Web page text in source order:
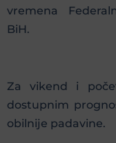
vremena
BiH.
Za vikend i
dostupnim
obilnije padavine.